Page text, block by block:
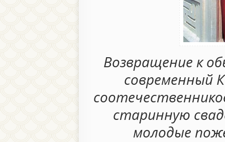
Возвращение к
современный
старинную
молодые